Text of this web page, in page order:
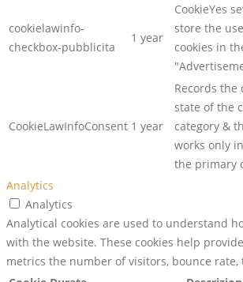
cookielawinfo-
checkbox-pubblicita
1 year
CookieYes
store the
cookies in
CookieLawInfoConsent 1 year
Records
state of the
category &
works only
the primary
Analytics
Analytics
Analytical cookies are used to understand
with the website. These cookies help
metrics the number of visitors, bounce rate,